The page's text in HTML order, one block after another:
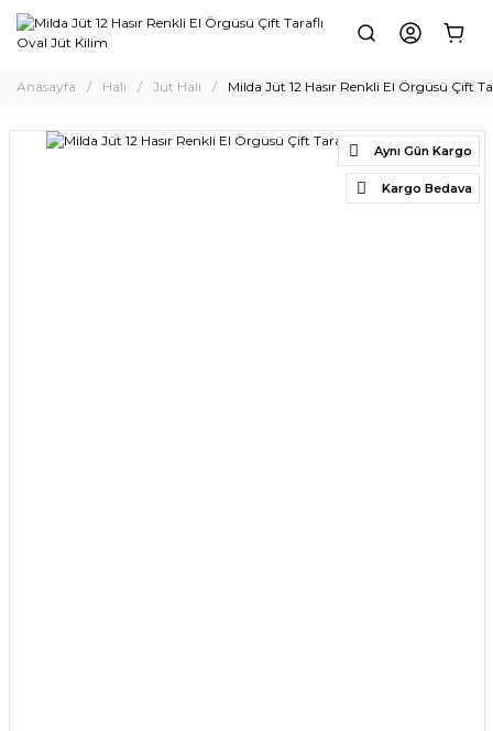
Anasayfa Halı Jüt Halı Milda Jüt 12 Hasır Renkli El Örgüsü Çift
Aynı Gün Kargo
Kargo Bedava